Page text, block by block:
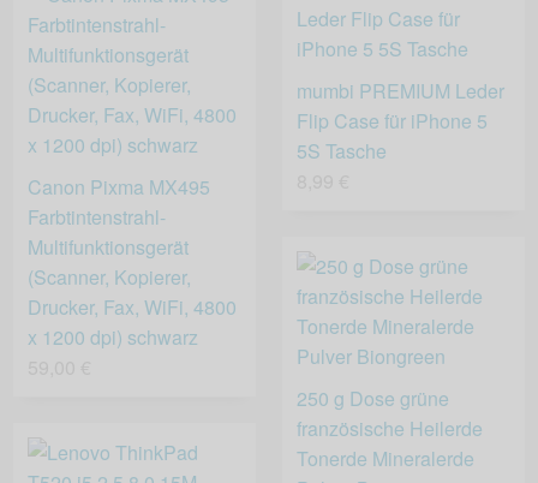
mumbi PREMIUM Leder
Flip Case für iPhone 5
5S Tasche
Canon Pixma MX495
Farbtintenstrahl-
Multifunktionsgerät
(Scanner, Kopierer,
Drucker, Fax, WiFi, 4800
x 1200 dpi) schwarz
250 g Dose grüne
französische Heilerde
Tonerde Mineralerde